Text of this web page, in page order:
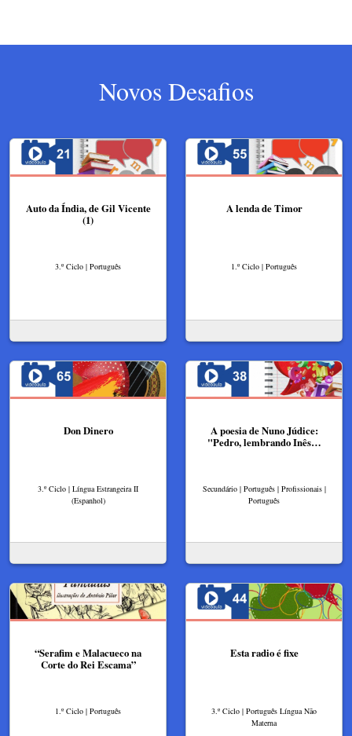
Novos Desafios
Auto da Índia, de Gil Vicente
(1)
3.º Ciclo | Português
A lenda de Timor
1.º Ciclo | Português
Don Dinero
3.º Ciclo | Língua Estrangeira II
(Espanhol)
A poesia de Nuno Júdice:
"Pedro, lembrando Inês…
Secundário | Português | Profissionais |
Português
“Serafim e Malacueco na
Corte do Rei Escama”
1.º Ciclo | Português
Esta radio é fixe
3.º Ciclo | Português Língua Não
Materna